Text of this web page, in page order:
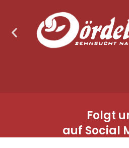
Folgt
auf Social